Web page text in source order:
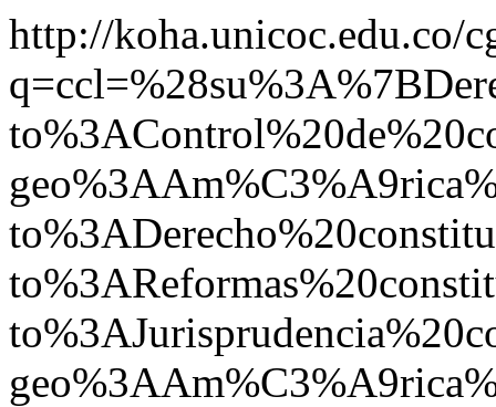
http://koha.unicoc.edu.co/